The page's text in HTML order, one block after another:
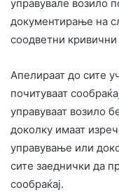
управувале возило
документирање на
соодветни
Апелираат до сите
почитуваат
управуваат возило
доколку имаат
управување или
сите заеднички да
сообраќај.